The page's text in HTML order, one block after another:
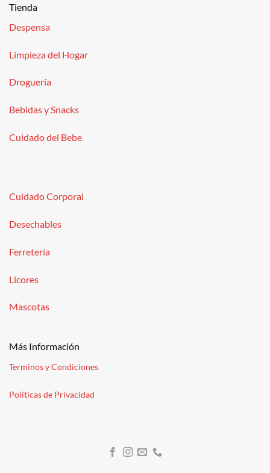
Tienda
Despensa
Limpieza del Hogar
Droguería
Bebidas y Snacks
Cuidado del Bebe
Cuidado Corporal
Desechables
Ferretería
Licores
Mascotas
Más Información
Terminos y Condiciones
Políticas de Privacidad